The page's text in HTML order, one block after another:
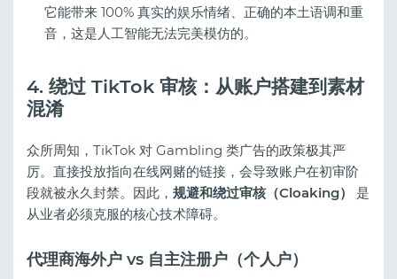
它能带来 100% 真实的娱乐情绪、正确的本土语调和重
音，这是人工智能无法完美模仿的。
4. 绕过 TikTok 审核：从账户搭建到素材
混淆
众所周知，TikTok 对 Gambling 类广告的政策极其严
厉。直接投放指向在线网赌的链接，会导致账户在初审阶
段就被永久封禁。因此， 规避和绕过审核（Cloaking）
是
从业者必须克服的核心技术障碍。
代理商海外户 vs 自主注册户（个人户）